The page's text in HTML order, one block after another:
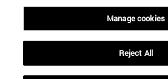
Manage cookies
Reject All